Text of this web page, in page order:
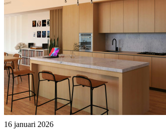
16 januari 2026